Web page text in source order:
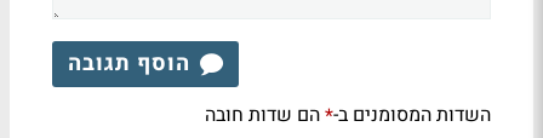
הוסף תגובה
השדות המסומנים ב-*הם שדות חובה